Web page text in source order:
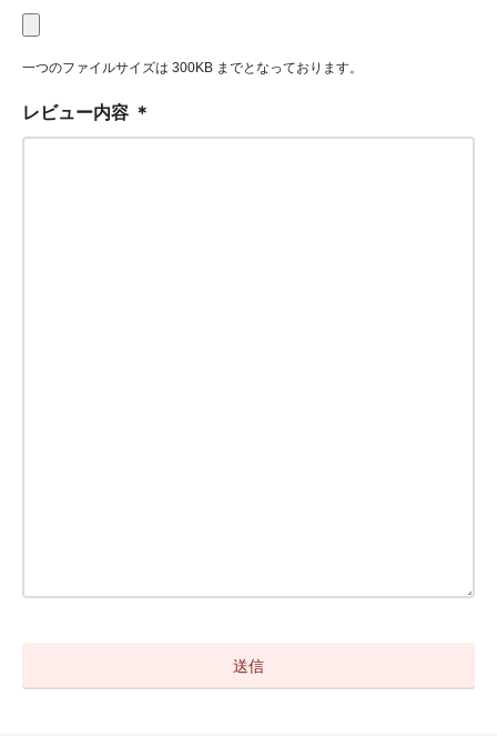
一つのファイルサイズは 300KB までとなっております。
レビュー内容 ＊